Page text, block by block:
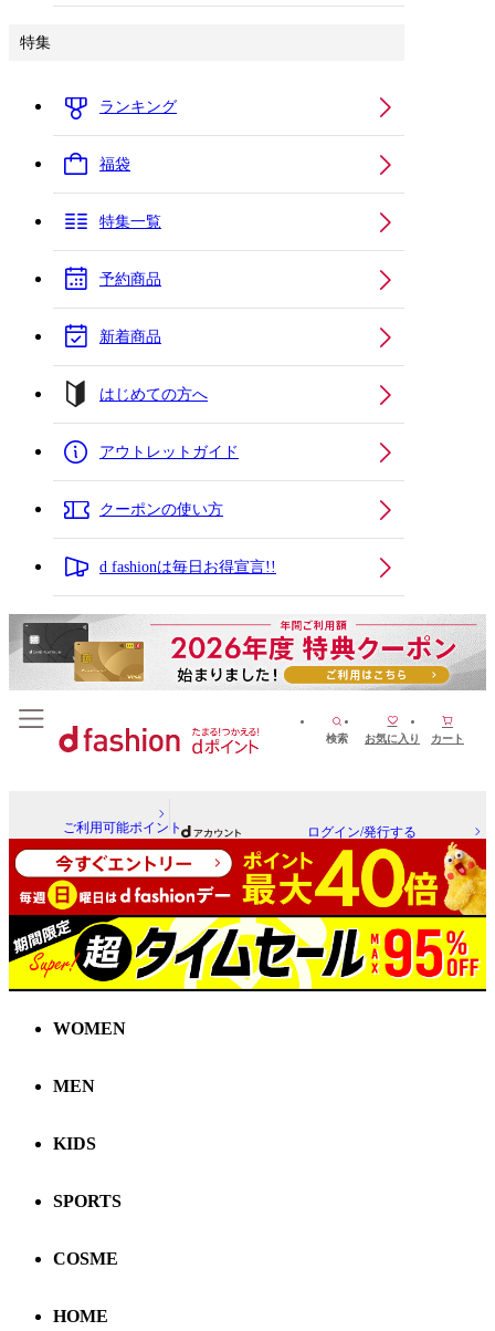
特集
ランキング
福袋
特集一覧
予約商品
新着商品
はじめての方へ
アウトレットガイド
クーポンの使い方
d fashionは毎日お得宣言!!
検索 お気に入り カート
ご利用可能ポイント ログイン/発行する
WOMEN
MEN
KIDS
SPORTS
COSME
HOME